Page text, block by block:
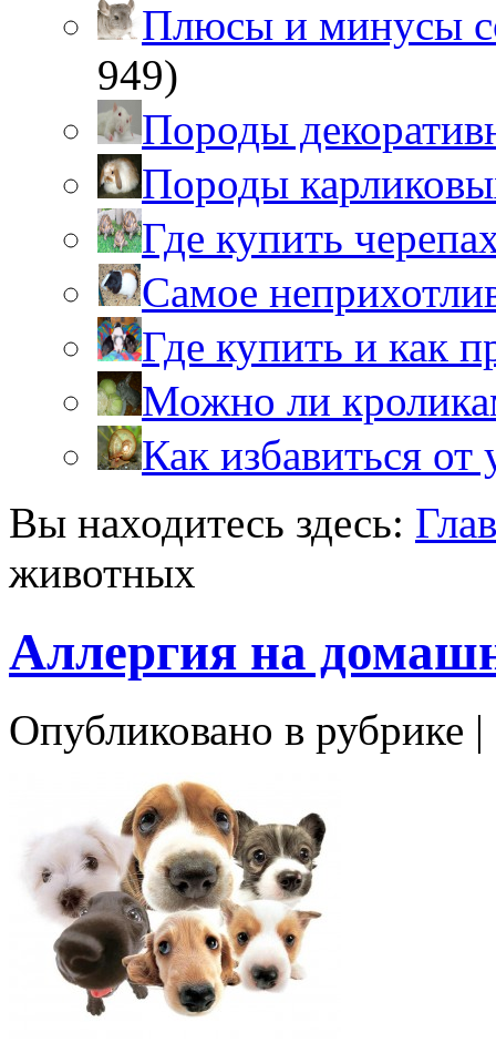
Плюсы и минусы
949)
Породы
Породы
Где купить
Самое
Где купить и как
Можно ли
Как избавиться от
Вы находитесь здесь:
животных
Аллергия на
Опубликовано в рубрике |